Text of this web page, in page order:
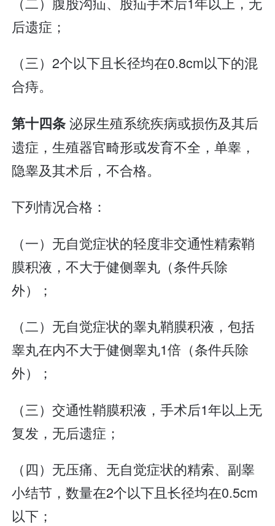
后遗症；
（三）2个以下且长径均在0.8cm以下的混
合痔。
第十四条泌尿生殖系统疾病或损伤及其后
遗症，生殖器官畸形或发育不全，单睾，
隐睾及其术后，不合格。
下列情况合格：
（一）无自觉症状的轻度非交通性精索鞘
膜积液，不大于健侧睾丸（条件兵除
外）；
（二）无自觉症状的睾丸鞘膜积液，包括
睾丸在内不大于健侧睾丸1倍（条件兵除
外）；
（三）交通性鞘膜积液，手术后1年以上无
复发，无后遗症；
（四）无压痛、无自觉症状的精索、副睾
小结节，数量在2个以下且长径均在0.5cm
以下；